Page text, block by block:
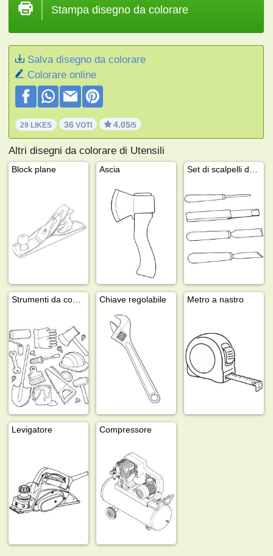
Stampa disegno da colorare
Salva disegno da colorare
Colorare online
29 LIKES 36 VOTI 4.05/5
Altri disegni da colorare di Utensili
Block plane Ascia
Chiave regolabile Metro a nastro
Levigatore Compressore